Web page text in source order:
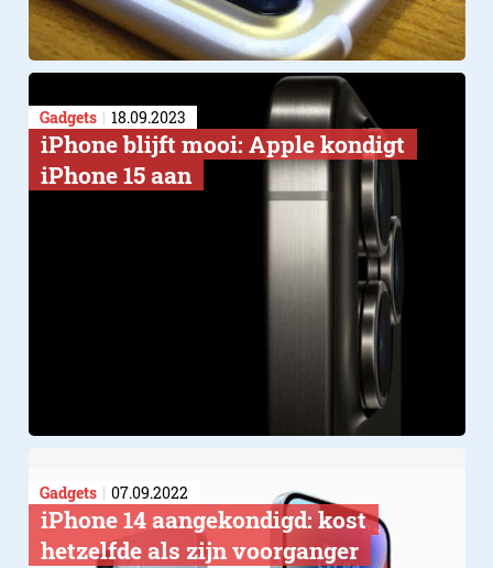
Gadgets 18.09.2023
iPhone blijft mooi: Apple kondigt
iPhone 15 aan
Gadgets 07.09.2022
iPhone 14 aangekondigd: kost
hetzelfde als zijn voorganger